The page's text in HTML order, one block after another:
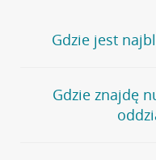
Gdzie jest
Jeśli szukasz oddziału
stronęPlacówki i
wygodna wyszukiwarka.
Gdzie znajdę